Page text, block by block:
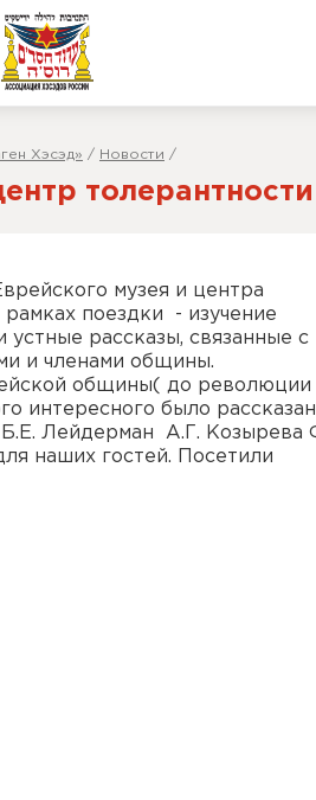
Хэсэд» / Новости /
толерантности
музея и центра
поездки - изучение
рассказы, связанные с
и членами общины.
общины( до революции
интересного было
Лейдерман А.Г. Козырева
наших гостей. Посетили